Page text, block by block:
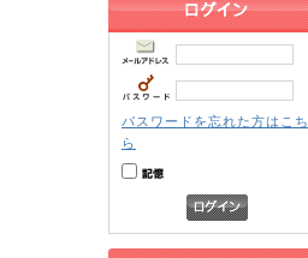
パスワードを忘れた方はこち
ら